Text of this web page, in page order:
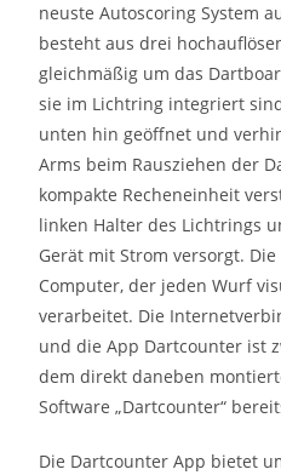
neuste Autoscoring System
besteht aus drei
gleichmäßig um das
sie im Lichtring integriert
unten hin geöffnet und
Arms beim Rausziehen der
kompakte Recheneinheit
linken Halter des Lichtrings
Gerät mit Strom versorgt.
Computer, der jeden Wurf
verarbeitet. Die
und die App Dartcounter ist
dem direkt daneben
Software „Dartcounter“
Die Dartcounter App bietet